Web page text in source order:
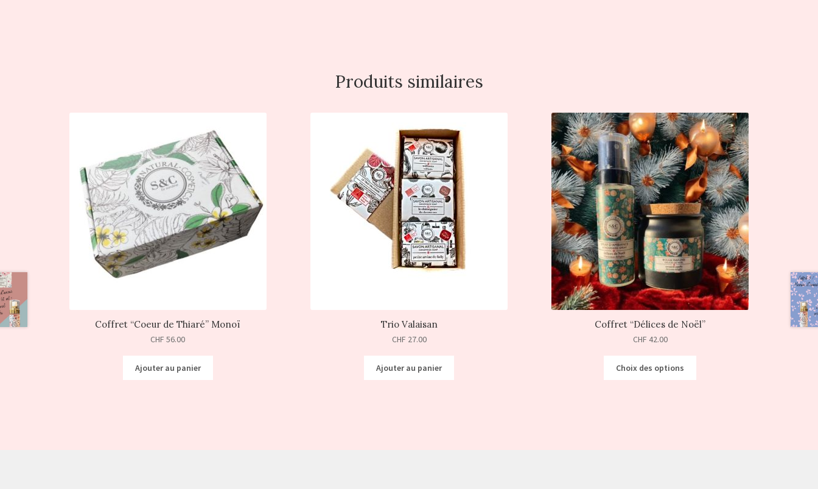
Produits similaires
Coffret “Coeur de Thiaré” Monoï
CHF 56.00
Ajouter au panier
Trio Valaisan
CHF 27.00
Ajouter au panier
Coffret “Délices de Noël”
CHF 42.00
Choix des options